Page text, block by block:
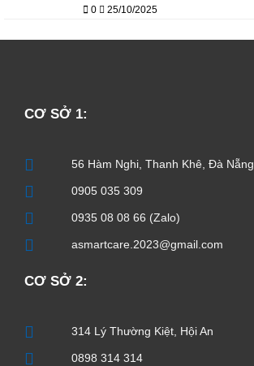
0 25/10/2025
CƠ SỞ 1:
56 Hàm Nghi, Thanh Khê, Đà Nẵng
0905 035 309
0935 08 08 66 (Zalo)
asmartcare.2023@gmail.com
CƠ SỞ 2:
314 Lý Thường Kiệt, Hội An
0898 314 314